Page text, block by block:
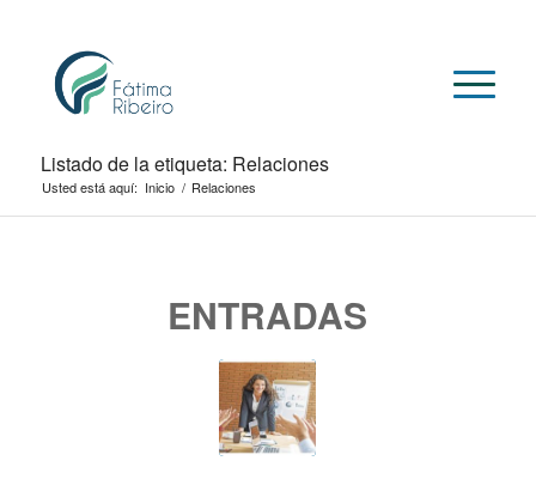
Listado de la etiqueta: Relaciones
Usted está aquí: Inicio / Relaciones
ENTRADAS